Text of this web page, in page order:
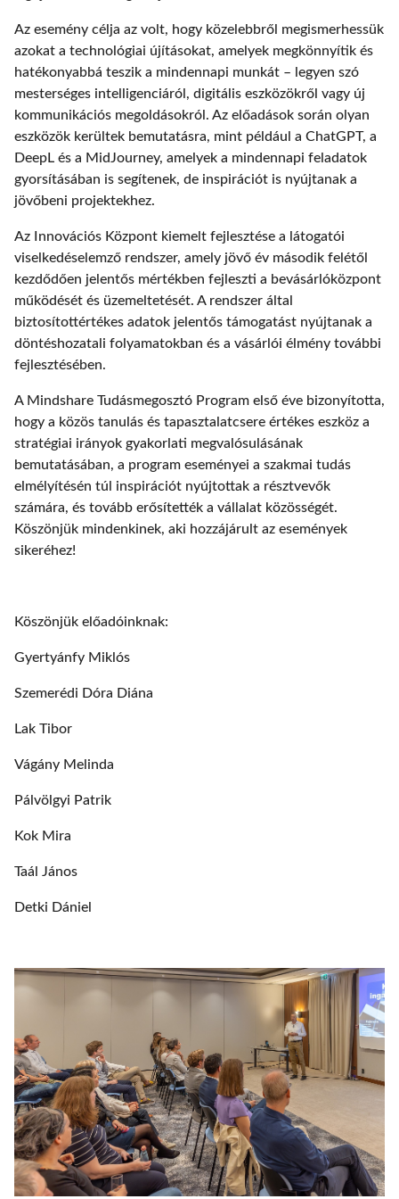
Az esemény célja az volt, hogy közelebbről megismerhessük
azokat a technológiai újításokat, amelyek megkönnyítik és
hatékonyabbá teszik a mindennapi munkát – legyen szó
mesterséges intelligenciáról, digitális eszközökről vagy új
kommunikációs megoldásokról. Az előadások során olyan
eszközök kerültek bemutatásra, mint például a ChatGPT, a
DeepL és a MidJourney, amelyek a mindennapi feladatok
gyorsításában is segítenek, de inspirációt is nyújtanak a
jövőbeni projektekhez.
Az Innovációs Központ kiemelt fejlesztése a látogatói
viselkedéselemző rendszer, amely jövő év második felétől
kezdődően jelentős mértékben fejleszti a bevásárlóközpont
működését és üzemeltetését. A rendszer által
biztosítottértékes adatok jelentős támogatást nyújtanak a
döntéshozatali folyamatokban és a vásárlói élmény további
fejlesztésében.
A Mindshare Tudásmegosztó Program első éve bizonyította,
hogy a közös tanulás és tapasztalatcsere értékes eszköz a
stratégiai irányok gyakorlati megvalósulásának
bemutatásában, a program eseményei a szakmai tudás
elmélyítésén túl inspirációt nyújtottak a résztvevők
számára, és tovább erősítették a vállalat közösségét.
Köszönjük mindenkinek, aki hozzájárult az események
sikeréhez!
Köszönjük előadóinknak:
Gyertyánfy Miklós
Szemerédi Dóra Diána
Lak Tibor
Vágány Melinda
Pálvölgyi Patrik
Kok Mira
Taál János
Detki Dániel